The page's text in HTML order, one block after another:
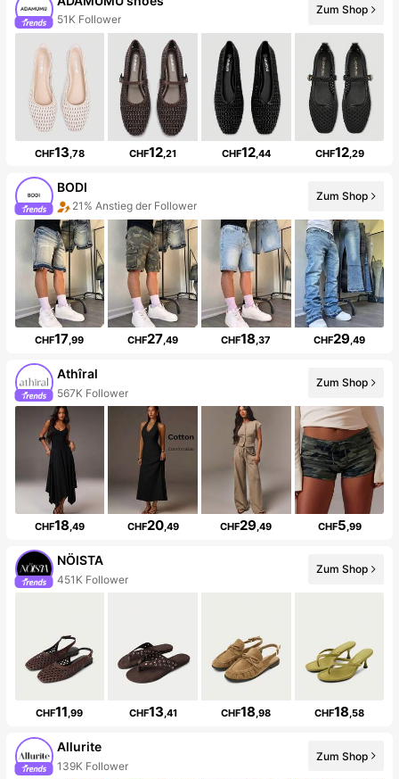
51K Follower
Zum Shop
CHF13,78 CHF12,21 CHF12,44 CHF12,29
BODI
21% Anstieg der Follower
Zum Shop
CHF17,99 CHF27,49 CHF18,37 CHF29,49
Athîral
567K Follower
Zum Shop
CHF18,49 CHF20,49 CHF29,49 CHF5,99
NÖISTA
451K Follower
Zum Shop
CHF11,99 CHF13,41 CHF18,98 CHF18,58
Allurite
139K Follower
Zum Shop